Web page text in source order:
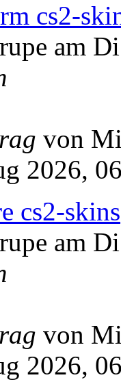
cs2-
am
von
2026,
cs2-skins
am
von
2026,